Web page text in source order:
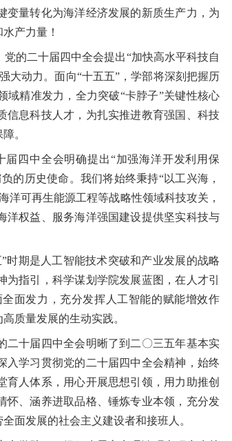
变量转化为海洋经济发展的新质生产力，为
产力量！
的二十届四中全会提出“加快高水平科技自
大动力。面向“十五五”，学部将深刻把握历
域精准发力，全力突破“卡脖子”关键性核心
信息科技人才，为扎实推进教育强国、科技
。
四中全会明确提出“加强海洋开发利用保
的历史使命。我们将始终秉持“以工兴海，
洋可再生能源工程等战略性领域科技攻关，
洋权益、服务海洋强国建设提供坚实科技与
期是人工智能技术突破和产业发展的战略
指引，科学谋划学院发展蓝图，在人才引
面发力，充分发挥人工智能的赋能增效作
质量发展的生动实践。
十届四中全会明晰了到二〇三五年基本实
入学习贯彻党的二十届四中全会精神，始终
人体系，用心开展思想引领，用力助推创
怀、涵养进取品格、锤炼专业本领，充分发
面发展的社会主义建设者和接班人。